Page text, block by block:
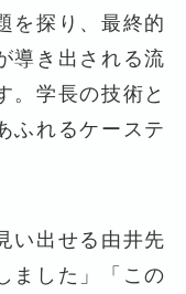
を探り、最終的
導き出される流
。学長の技術と
ふれるケーステ
い出せる由井先
ました」「この